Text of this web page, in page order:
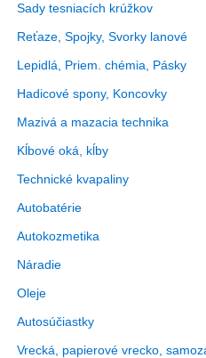
Sady tesniacích krúžkov
Reťaze, Spojky, Svorky lanové
Lepidlá, Priem. chémia, Pásky
Hadicové spony, Koncovky
Mazivá a mazacia technika
Kĺbové oká, kĺby
Technické kvapaliny
Autobatérie
Autokozmetika
Náradie
Oleje
Autosúčiastky
Vrecká, papierové vrecko,